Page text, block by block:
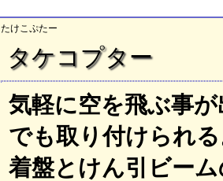
たけこぷたー
タケコプター
気軽に空を飛ぶ事
でも取り付けられ
着盤とけん引ビー